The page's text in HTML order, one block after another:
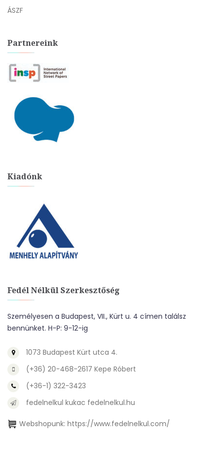
ÁSZF
Partnereink
Kiadónk
Fedél Nélkül Szerkesztőség
Személyesen a Budapest, VII., Kürt u. 4 címen találsz
bennünket. H-P: 9-12-ig
1073 Budapest Kürt utca 4.
(+36) 20-468-2617 Kepe Róbert
(+36-1) 322-3423
fedelnelkul kukac fedelnelkul.hu
Webshopunk: https://www.fedelnelkul.com/